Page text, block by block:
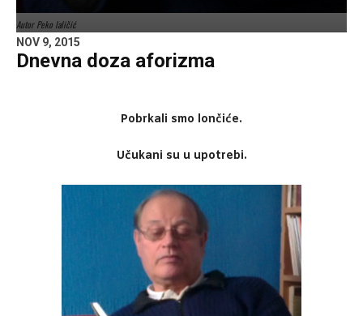
Autor Peko laličić
NOV 9, 2015
Dnevna doza aforizma
Pobrkali smo lončiće.
Učukani su u upotrebi.